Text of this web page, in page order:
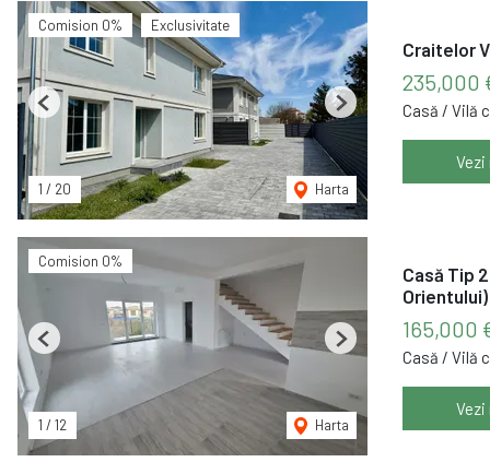
Comision 0% Exclusivitate
1 / 20 Harta
Previous Next
Craitelor
235,000
Casă / Vilă
Comision 0%
1 / 12 Harta
Previous Next
Casă Tip
Orientului)
165,000
Casă / Vilă